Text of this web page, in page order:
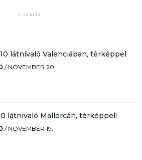
látnivaló Valenciában, térképpel
/ NOVEMBER 20.
látnivaló Mallorcán, térképpel!
/ NOVEMBER 19.